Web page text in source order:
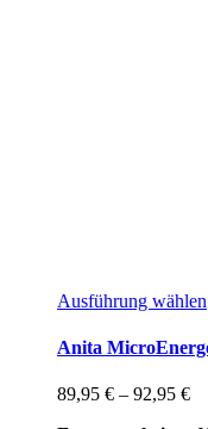
Ausführung wählen
Anita
89,95 € – 92,95 €